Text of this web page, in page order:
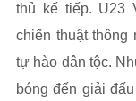
thủ kế tiếp. U23
chiến thuật thông
tự hào dân tộc.
bóng đến giải